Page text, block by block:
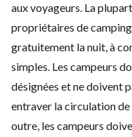
aux voyageurs. La
propriétaires de
gratuitement la nuit, à
simples. Les campeurs
désignées et ne doivent
entraver la circulation de
outre, les campeurs